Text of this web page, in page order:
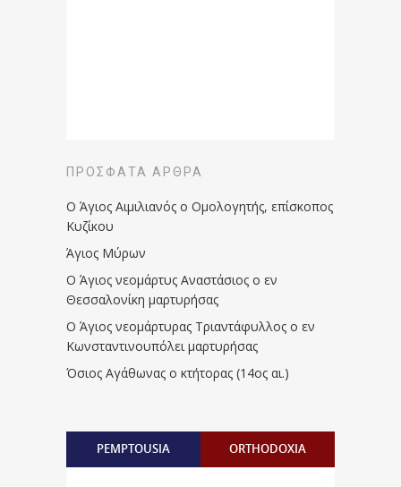
ΠΡΌΣΦΑΤΑ ΆΡΘΡΑ
Ο Άγιος Αιμιλιανός ο Ομολογητής, επίσκοπος
Κυζίκου
Άγιος Μύρων
Ο Άγιος νεομάρτυς Αναστάσιος ο εν
Θεσσαλονίκη μαρτυρήσας
Ο Άγιος νεομάρτυρας Τριαντάφυλλος ο εν
Κωνσταντινουπόλει μαρτυρήσας
Όσιος Αγάθωνας ο κτήτορας (14ος αι.)
PEMPTOUSIA ORTHODOXIA